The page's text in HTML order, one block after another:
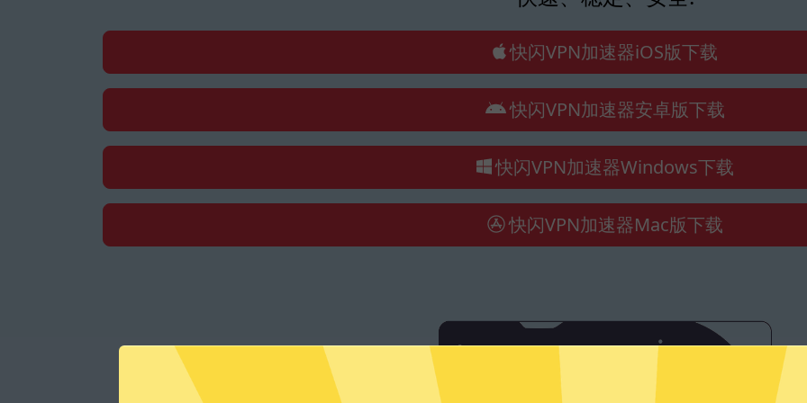
快闪VPN加速器iOS版下载
快闪VPN加速器安卓版下载
快闪VPN加速器Windows下载
快闪VPN加速器Mac版下载